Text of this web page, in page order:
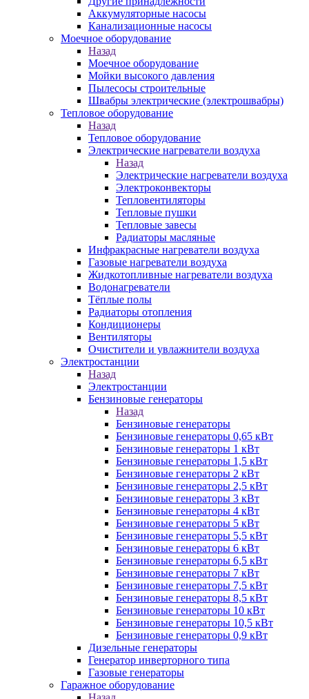
Аккумуляторные насосы
Канализационные насосы
Моечное оборудование
Назад
Моечное оборудование
Мойки высокого давления
Пылесосы строительные
Швабры электрические (электрошвабры)
Тепловое оборудование
Назад
Тепловое оборудование
Электрические нагреватели воздуха
Назад
Электрические нагреватели воздуха
Электроконвекторы
Тепловентиляторы
Тепловые пушки
Тепловые завесы
Радиаторы масляные
Инфракрасные нагреватели воздуха
Газовые нагреватели воздуха
Жидкотопливные нагреватели воздуха
Водонагреватели
Тёплые полы
Радиаторы отопления
Кондиционеры
Вентиляторы
Очистители и увлажнители воздуха
Электростанции
Назад
Электростанции
Бензиновые генераторы
Назад
Бензиновые генераторы
Бензиновые генераторы 0,65 кВт
Бензиновые генераторы 1 кВт
Бензиновые генераторы 1,5 кВт
Бензиновые генераторы 2 кВт
Бензиновые генераторы 2,5 кВт
Бензиновые генераторы 3 кВт
Бензиновые генераторы 4 кВт
Бензиновые генераторы 5 кВт
Бензиновые генераторы 5,5 кВт
Бензиновые генераторы 6 кВт
Бензиновые генераторы 6,5 кВт
Бензиновые генераторы 7 кВт
Бензиновые генераторы 7,5 кВт
Бензиновые генераторы 8,5 кВт
Бензиновые генераторы 10 кВт
Бензиновые генераторы 10,5 кВт
Бензиновые генераторы 0,9 кВт
Дизельные генераторы
Генератор инверторного типа
Газовые генераторы
Гаражное оборудование